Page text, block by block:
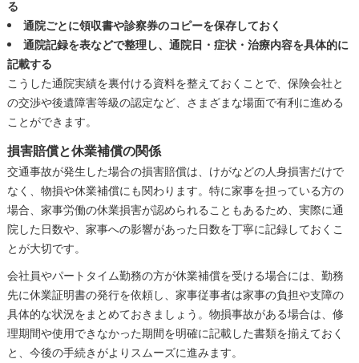
る
通院ごとに領収書や診察券のコピーを保存しておく
通院記録を表などで整理し、通院日・症状・治療内容を具体的に
記載する
こうした通院実績を裏付ける資料を整えておくことで、保険会社と
の交渉や後遺障害等級の認定など、さまざまな場面で有利に進める
ことができます。
損害賠償と休業補償の関係
交通事故が発生した場合の損害賠償は、けがなどの人身損害だけで
なく、物損や休業補償にも関わります。特に家事を担っている方の
場合、家事労働の休業損害が認められることもあるため、実際に通
院した日数や、家事への影響があった日数を丁寧に記録しておくこ
とが大切です。
会社員やパートタイム勤務の方が休業補償を受ける場合には、勤務
先に休業証明書の発行を依頼し、家事従事者は家事の負担や支障の
具体的な状況をまとめておきましょう。物損事故がある場合は、修
理期間や使用できなかった期間を明確に記載した書類を揃えておく
と、今後の手続きがよりスムーズに進みます。